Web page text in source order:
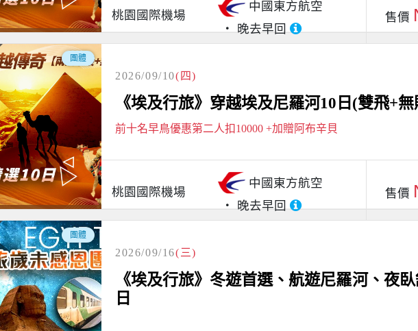
桃園國際機場
中國東方航空
晚去早回
售價
團體
2026/09/10(四)
《埃及行旅》穿越埃及尼羅河10日(雙飛+
前十名早鳥優惠第二人扣10000 +加贈阿布辛貝
桃園國際機場
中國東方航空
晚去早回
售價
團體
2026/09/16(三)
《埃及行旅》冬遊首選、航遊尼羅河、夜
日